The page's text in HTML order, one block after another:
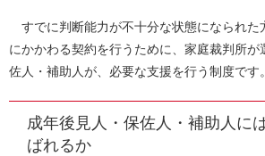
すでに判断能力が不十分な状態になられた
にかかわる契約を行うために、家庭裁判所
佐人・補助人が、必要な支援を行う制度です。
成年後見人・保佐人・補助人に
ばれるか